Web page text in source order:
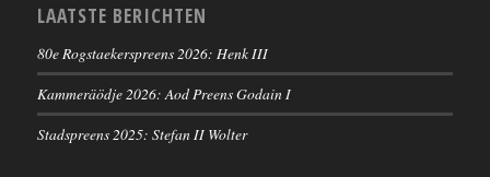
LAATSTE BERICHTEN
80e Rogstaekerspreens 2026: Henk III
Kammeräödje 2026: Aod Preens Godain I
Stadspreens 2025: Stefan II Wolter